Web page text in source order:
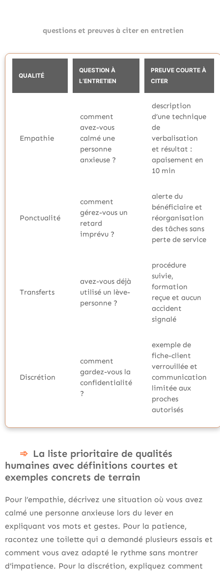
questions et preuves à citer en entretien
QUALITÉ
QUESTION À
L’ENTRETIEN
PREUVE COURTE À
CITER
Empathie
comment
avez-vous
calmé une
personne
anxieuse ?
description
d’une technique
de
verbalisation
et résultat :
apaisement en
10 min
Ponctualité
comment
gérez-vous un
retard
imprévu ?
alerte du
bénéficiaire et
réorganisation
des tâches sans
perte de service
Transferts
avez-vous déjà
utilisé un lève-
personne ?
procédure
suivie,
formation
reçue et aucun
accident
signalé
Discrétion
comment
gardez-vous la
confidentialité
?
exemple de
fiche-client
verrouillée et
communication
limitée aux
proches
autorisés
La liste prioritaire de qualités
humaines avec définitions courtes et
exemples concrets de terrain
Pour l’empathie, décrivez une situation où vous avez
calmé une personne anxieuse lors du lever en
expliquant vos mots et gestes. Pour la patience,
racontez une toilette qui a demandé plusieurs essais et
comment vous avez adapté le rythme sans montrer
d’impatience. Pour la discrétion, expliquez comment